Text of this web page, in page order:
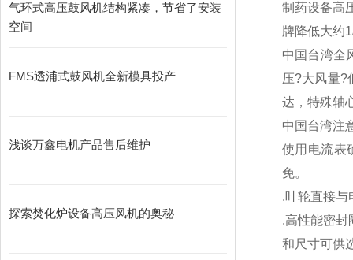
气环式高压鼓风机结构紧凑，节省了安装
空间
FMS透浦式鼓风机全新模具投产
浅谈万鑫电机产品售后维护
探索焚化炉设备高压风机的奥秘
制药设备高
牌降低大约
中国台湾全
压?大风量?
达，特殊轴
中国台湾注
使用电流表
免。
.叶轮直接与
.高性能密封
和尺寸可供